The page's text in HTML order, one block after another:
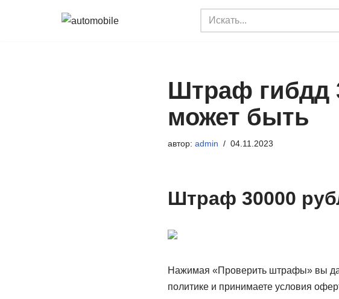
Штраф гибдд
может быть
автор: admin 04.11.2023
Штраф 30000
Нажимая «Проверить штрафы» вы
политике и принимаете условия